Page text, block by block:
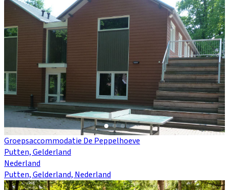
Groepsaccommodatie De Peppelhoeve
Putten, Gelderland
Nederland
Putten, Gelderland, Nederland